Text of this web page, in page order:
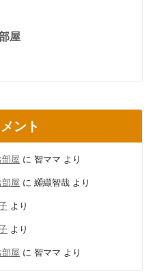
屋
ント
屋 に 智ママ より
屋 に 纐纈智哉より
より
より
屋 に 智ママ より